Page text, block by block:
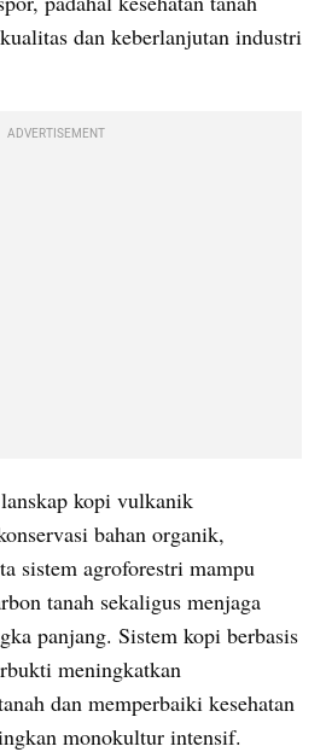
dan keberlanjutan industri
ADVERTISEMENT
kopi vulkanik
bahan organik,
sistem agroforestri mampu
tanah sekaligus menjaga
panjang. Sistem kopi berbasis
meningkatkan
dan memperbaiki kesehatan
monokultur intensif.